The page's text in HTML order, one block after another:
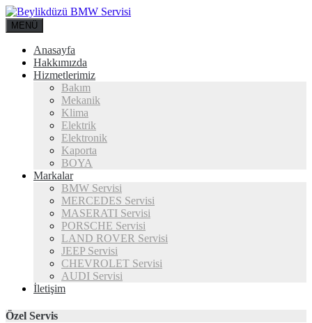
MENÜ
Anasayfa
Hakkımızda
Hizmetlerimiz
Bakım
Mekanik
Klima
Elektrik
Elektronik
Kaporta
BOYA
Markalar
BMW Servisi
MERCEDES Servisi
MASERATI Servisi
PORSCHE Servisi
LAND ROVER Servisi
JEEP Servisi
CHEVROLET Servisi
AUDI Servisi
İletişim
Özel Servis